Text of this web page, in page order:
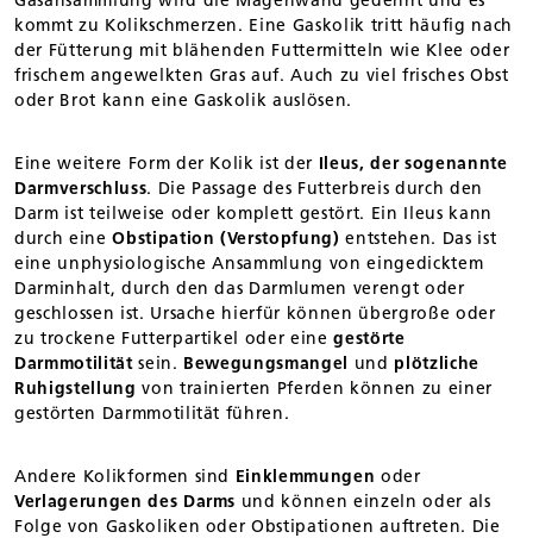
kommt zu Kolikschmerzen. Eine Gaskolik tritt häufig nach
der Fütterung mit blähenden Futtermitteln wie Klee oder
frischem angewelkten Gras auf. Auch zu viel frisches Obst
oder Brot kann eine Gaskolik auslösen.
Eine weitere Form der Kolik ist der Ileus, der sogenannte
Darmverschluss. Die Passage des Futterbreis durch den
Darm ist teilweise oder komplett gestört. Ein Ileus kann
durch eineObstipation (Verstopfung) entstehen. Das ist
eine unphysiologische Ansammlung von eingedicktem
Darminhalt, durch den das Darmlumen verengt oder
geschlossen ist. Ursache hierfür können übergroße oder
zu trockene Futterpartikel oder einegestörte
Darmmotilitätsein. Bewegungsmangel und plötzliche
Ruhigstellung von trainierten Pferden können zu einer
gestörten Darmmotilität führen.
Andere Kolikformen sind Einklemmungen oder
Verlagerungen des Darms und können einzeln oder als
Folge von Gaskoliken oder Obstipationen auftreten. Die